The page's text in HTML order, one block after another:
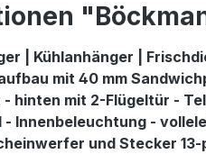
| Kühlanhänger |
mit 40 mm
hinten mit 2-Flügeltür -
Innenbeleuchtung -
und Stecker